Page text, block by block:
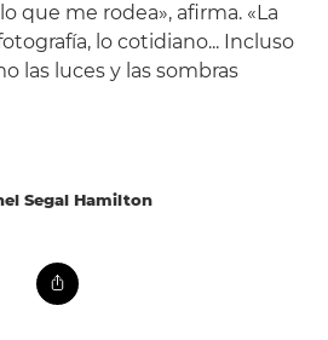
que me rodea», afirma. «La
lo cotidiano... Incluso
las luces y las sombras
Segal Hamilton